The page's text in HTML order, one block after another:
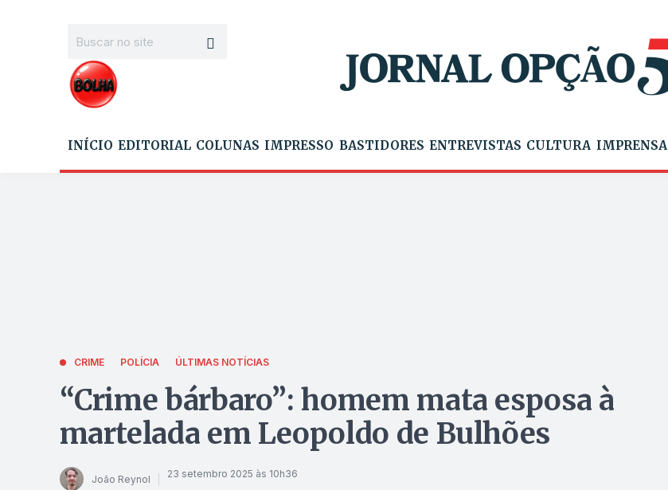
INÍCIO EDITORIAL COLUNAS IMPRESSO BASTIDORES ENTREVISTAS CULTURA IMPRENSA
CRIME POLÍCIA ÚLTIMAS NOTÍCIAS
“Crime bárbaro”: homem mata esposa à
martelada em Leopoldo de Bulhões
João Reynol 23 setembro 2025 às 10h36